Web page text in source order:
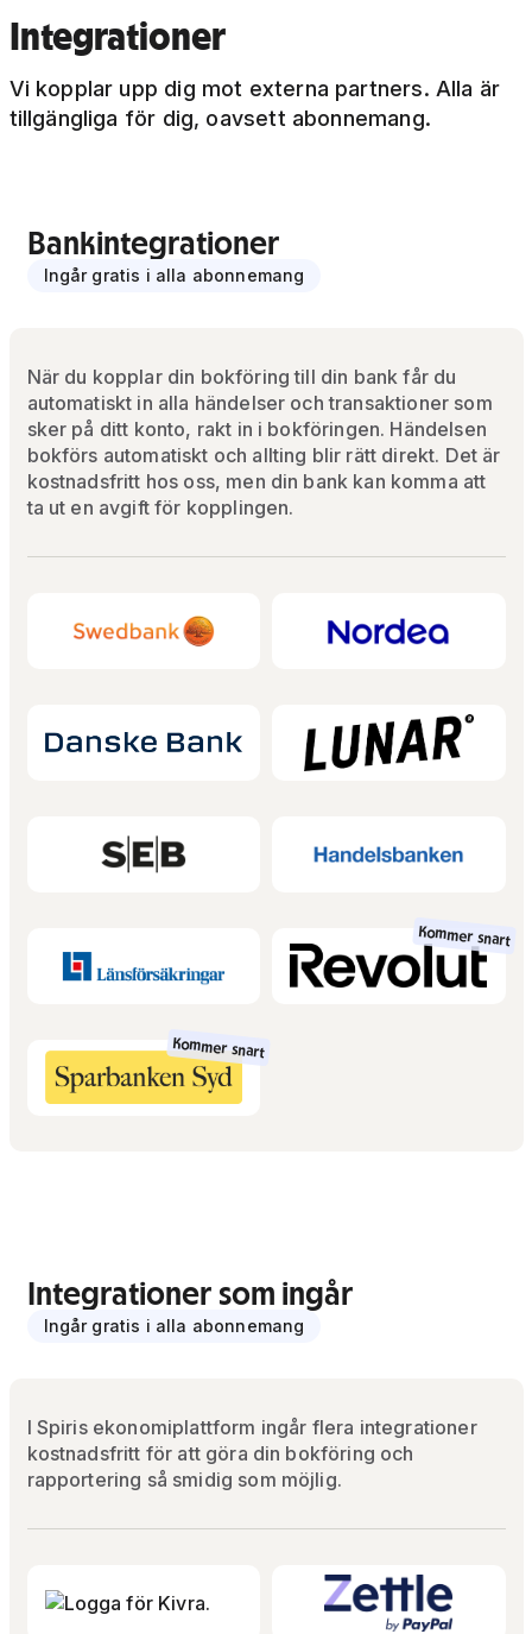
Integrationer
Vi kopplar upp dig mot externa partners. Alla är
tillgängliga för dig, oavsett abonnemang.
Bankintegrationer
Ingår gratis i alla abonnemang
När du kopplar din bokföring till din bank får du
automatiskt in alla händelser och transaktioner som
sker på ditt konto, rakt in i bokföringen. Händelsen
bokförs automatiskt och allting blir rätt direkt. Det är
kostnadsfritt hos oss, men din bank kan komma att
ta ut en avgift för kopplingen.
Kommer snart
Kommer snart
Integrationer som ingår
Ingår gratis i alla abonnemang
I Spiris ekonomiplattform ingår flera integrationer
kostnadsfritt för att göra din bokföring och
rapportering så smidig som möjlig.